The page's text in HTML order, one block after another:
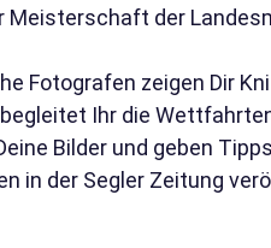
Meisterschaft der
Fotografen zeigen Dir
Ihr die
Bilder und geben
in der Segler Zeitung